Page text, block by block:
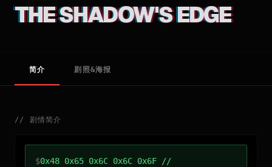
THE SHADOW'S EDGE
简介 剧照&海报
// 剧情简介
$0x48 0x65 0x6C 0x6C 0x6F //